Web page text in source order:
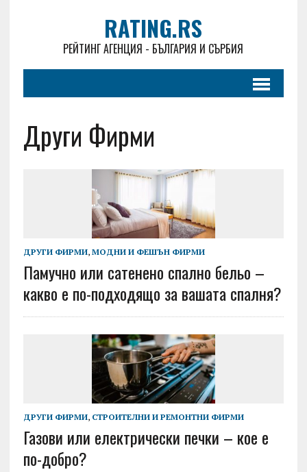
RATING.RS
РЕЙТИНГ АГЕНЦИЯ - БЪЛГАРИЯ И СЪРБИЯ
Други Фирми
ДРУГИ ФИРМИ, МОДНИ И ФЕШЪН ФИРМИ
Памучно или сатенено спално бельо –
какво е по-подходящо за вашата спалня?
ДРУГИ ФИРМИ, СТРОИТЕЛНИ И РЕМОНТНИ ФИРМИ
Газови или електрически печки – кое е
по-добро?